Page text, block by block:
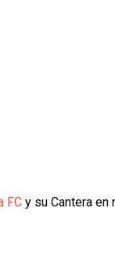
FC y su Cantera en